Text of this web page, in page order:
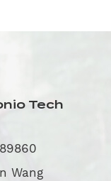
Tech
Wang